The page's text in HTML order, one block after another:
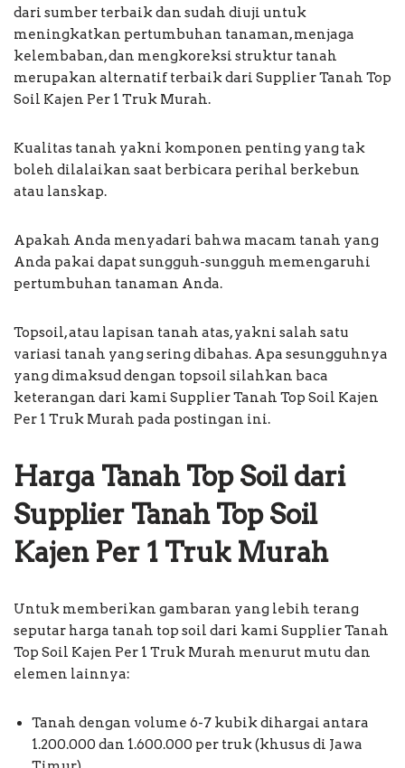
dari sumber terbaik dan sudah diuji untuk
meningkatkan pertumbuhan tanaman, menjaga
kelembaban, dan mengkoreksi struktur tanah
merupakan alternatif terbaik dari Supplier Tanah Top
Soil Kajen Per 1 Truk Murah.
Kualitas tanah yakni komponen penting yang tak
boleh dilalaikan saat berbicara perihal berkebun
atau lanskap.
Apakah Anda menyadari bahwa macam tanah yang
Anda pakai dapat sungguh-sungguh memengaruhi
pertumbuhan tanaman Anda.
Topsoil, atau lapisan tanah atas, yakni salah satu
variasi tanah yang sering dibahas. Apa sesungguhnya
yang dimaksud dengan topsoil silahkan baca
keterangan dari kami Supplier Tanah Top Soil Kajen
Per 1 Truk Murah pada postingan ini.
Harga Tanah Top Soil dari
Supplier Tanah Top Soil
Kajen Per 1 Truk Murah
Untuk memberikan gambaran yang lebih terang
seputar harga tanah top soil dari kami Supplier Tanah
Top Soil Kajen Per 1 Truk Murah menurut mutu dan
elemen lainnya:
Tanah dengan volume 6-7 kubik dihargai antara
1.200.000 dan 1.600.000 per truk (khusus di Jawa